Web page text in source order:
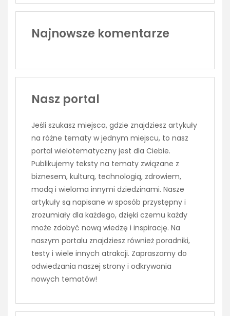
Najnowsze komentarze
Nasz portal
Jeśli szukasz miejsca, gdzie znajdziesz artykuły
na różne tematy w jednym miejscu, to nasz
portal wielotematyczny jest dla Ciebie.
Publikujemy teksty na tematy związane z
biznesem, kulturą, technologią, zdrowiem,
modą i wieloma innymi dziedzinami. Nasze
artykuły są napisane w sposób przystępny i
zrozumiały dla każdego, dzięki czemu każdy
może zdobyć nową wiedzę i inspirację. Na
naszym portalu znajdziesz również poradniki,
testy i wiele innych atrakcji. Zapraszamy do
odwiedzania naszej strony i odkrywania
nowych tematów!